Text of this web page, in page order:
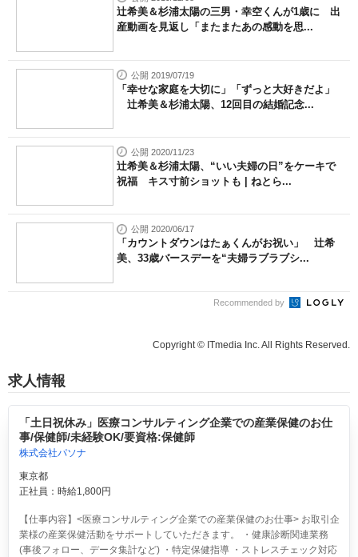
辻希美＆杉浦太陽の三男・幸空くんが1歳に 出
産動画を見返し「またまたあの感動を思...
公開 2019/07/19
「幸せな家庭を大切に」「ずっと大好きだよ」
辻希美＆杉浦太陽、12回目の結婚記念...
公開 2020/11/23
辻希美＆杉浦太陽、“いい夫婦の日”をケーキで
祝福 キス寸前ショットも | ねとら...
公開 2020/06/17
「カウントダウンはたぁくんがお祝い」 辻希
美、33歳バースデーを“夫婦ラブラブシ...
Recommended by
Copyright © ITmedia Inc. All Rights Reserved.
求人情報
「土日祝休み」医療コンサルティング企業での産業保健のお仕
事/保健師/未経験OK/要資格:保健師
株式会社パソナ
東京都
正社員：時給1,800円
【仕事内容】<医療コンサルティング企業での産業保健のお仕事> お取引企
業様の産業保健活動をサポートしていただきます。 ・健康診断関連業務
(事後フォロー、データ集計など) ・特定保健指導 ・ストレスチェック対応